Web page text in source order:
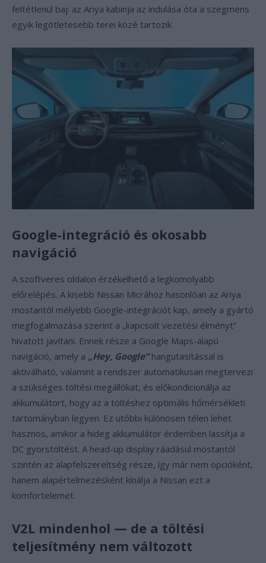
feltétlenül baj: az Ariya kabinja az indulása óta a szegmens
egyik legötletesebb terei közé tartozik.
Google-integráció és okosabb
navigáció
A szoftveres oldalon érzékelhető a legkomolyabb
előrelépés. A kisebb Nissan Micrához hasonlóan az Ariya
mostantól mélyebb Google-integrációt kap, amely a gyártó
megfogalmazása szerint a „kapcsolt vezetési élményt”
hivatott javítani. Ennek része a Google Maps-alapú
navigáció, amely a „Hey, Google”hangutasítással is
aktiválható, valamint a rendszer automatikusan megtervezi
a szükséges töltési megállókat, és előkondicionálja az
akkumulátort, hogy az a töltéshez optimális hőmérsékleti
tartományban legyen. Ez utóbbi különösen télen lehet
hasznos, amikor a hideg akkumulátor érdemben lassítja a
DC gyorstöltést. A head-up display ráadásul mostantól
szintén az alapfelszereltség része, így már nem opcióként,
hanem alapértelmezésként kínálja a Nissan ezt a
komfortelemet.
V2L mindenhol — de a töltési
teljesítmény nem változott